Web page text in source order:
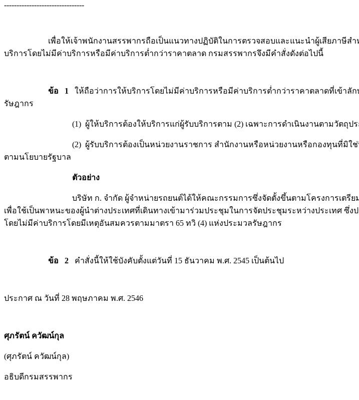
--------------------------------
เพื่อให้เจ้าพนักงานสรรพากรถือเป็นแนวทางปฏิบัติในการตรวจสอบและแนะนำผู้เสียภาษีสำหรั
บริการโดยไม่มีค่าบริการหรือมีค่าบริการต่ำกว่าราคาตลาด กรมสรรพากรจึงมีคำสั่งดังต่อไปนี้
ข้อ 1 ให้ถือว่าการให้บริการโดยไม่มีค่าบริการหรือมีค่าบริการต่ำกว่าราคาตลาดที่เข้า
รัษฎากร
(1) ผู้ให้บริการต้องให้บริการแก่ผู้รับบริการตาม (2) เฉพาะการดำเนินงานตามวัตถุประสง
(2) ผู้รับบริการต้องเป็นหน่วยงานราชการ สำนักงานหรือหน่วยงานหรือกองทุนที่มิใช่นิติบุค
ตามนโยบายรัฐบาล
ตัวอย่าง
บริษัท ก. จำกัด ผู้จำหน่ายรถยนต์ได้ให้คณะกรรมการซึ่งจัดตั้งขึ้นตามโครงการเตรียมการจั
เพื่อใช้เป็นพาหนะของผู้นำต่างประเทศที่เดินทางเข้ามาร่วมประชุมในการจัดประชุมระหว่างประเทศ ซึ่
โดยไม่มีค่าบริการโดยมีเหตุอันสมควรตามมาตรา 65 ทวิ (4) แห่งประมวลรัษฎากร
ข้อ 2 คำสั่งนี้ให้ใช้บังคับตั้งแต่วันที่ 15 ธันวาคม พ.ศ. 2545 เป็นต้นไป
ประกาศ ณ วันที่ 28 พฤษภาคม พ.ศ. 2546
ศุภรัตน์ ควัฒน์กุล
(ศุภรัตน์ ควัฒน์กุล)
อธิบดีกรมสรรพากร